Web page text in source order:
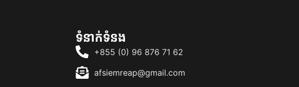
ទំនាក់ទំនង
+855 (0) 96 876 71 62
afsiemreap@gmail.com